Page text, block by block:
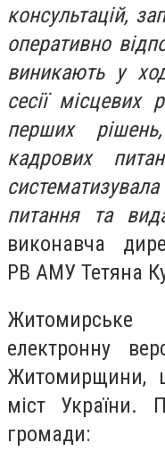
консультацій,
оперативно
виникають у
сесії місцевих
перших
кадрових
питання та
виконавча
РВ АМУ Тетяна
електронну
Житомирщини,
міст України.
громади: